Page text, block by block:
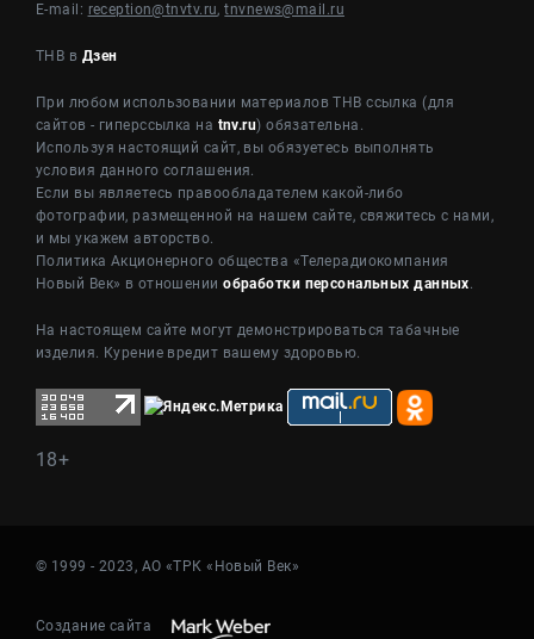
E-mail: reception@tnvtv.ru,tnvnews@mail.ru
ТНВ в Дзен
При любом использовании материалов ТНВ ссылка (для
сайтов - гиперссылка на tnv.ru) обязательна.
Используя настоящий сайт, вы обязуетесь выполнять
условия данного соглашения.
Если вы являетесь правообладателем какой-либо
фотографии, размещенной на нашем сайте, свяжитесь с нами,
и мы укажем авторство.
Политика Акционерного общества «Телерадиокомпания
Новый Век» в отношенииобработки персональных данных.
На настоящем сайте могут демонстрироваться табачные
изделия. Курение вредит вашему здоровью.
18+
© 1999 - 2023, АО «ТРК «Новый Век»
Создание сайта